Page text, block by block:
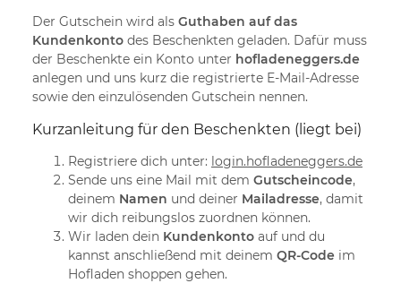
Der Gutschein wird als Guthaben auf das
Kundenkonto des Beschenkten geladen. Dafür muss
der Beschenkte ein Konto unter hofladeneggers.de
anlegen und uns kurz die registrierte E-Mail-Adresse
sowie den einzulösenden Gutschein nennen.
Kurzanleitung für den Beschenkten (liegt bei)
Registriere dich unter: login.hofladeneggers.de
Sende uns eine Mail mit dem Gutscheincode,
deinem Namen und deiner Mailadresse, damit
wir dich reibungslos zuordnen können.
Wir laden dein Kundenkonto auf und du
kannst anschließend mit deinem QR-Code im
Hofladen shoppen gehen.